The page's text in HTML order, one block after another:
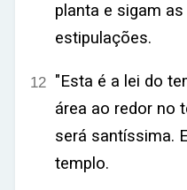
planta e sigam
estipulações.
12 "Esta é a lei do
área ao redor no
será santíssima.
templo.